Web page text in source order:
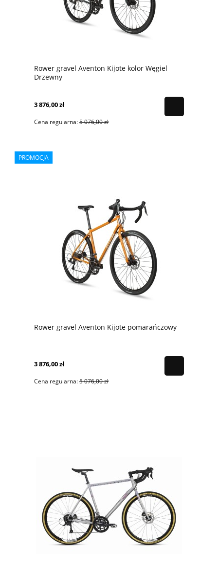
Rower gravel Aventon Kijote kolor Węgiel
Drzewny
3 876,00 zł
Cena regularna:5 076,00 zł
Rower gravel Aventon Kijote pomarańczowy
3 876,00 zł
Cena regularna:5 076,00 zł
PROMOCJA